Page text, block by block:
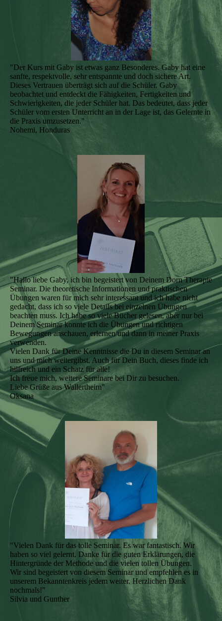
"Der Kurs mit Gaby ist etwas ganz Besonderes. Gaby hat eine
sanfte, respektvolle, sehr entspannte und doch sichere Art.
Dieses Vertrauen überträgt sich auf die Schüler. Gaby
beobachtet und entdeckt die Fähigkeiten, Fertigkeiten und
Schwierigkeiten, die jeder Schüler hat. Das bedeutet, dass jeder
Schüler vom ersten Unterricht an in der Lage ist, das Gelernte in
die Praxis umzusetzen."
Nohemi, Honduras
"Hallo liebe Gaby, ich bin begeistert von Deinem Dorn Therapie
Seminar. Die theoretische Informationen und praktischen
Übungen waren für mich sehr interessant und ich habe nicht
gedacht, dass ich so viele Details bei einzelnen Übungen
beachten muss. Ich habe so viele Bücher gelesen, aber nur bei
Deinem Seminar konnte ich die Übungen und richtigen
Bewegungen anschauen, erlernen und dann in meiner Praxis
verwenden.
Vielen Dank für Deine Kenntnisse die Du in diesem Seminar an
uns und mich weitergibst. Auch für Dein Buch, dieses finde ich
hilfreich und ein Schatz für alle!
Ich freue mich, weitere Seminare bei Dir zu besuchen.
Liebe Grüße aus Wallertheim"
Oksana
"Vielen Dank für das tolle Seminar. Es war fantastisch. Wir
haben so viel gelernt. Danke für die guten Erklärungen, die
Hintergründe der Methode und die vielen tollen Übungen.
Wir sind begeistert von diesem Seminar und empfehlen es in
unserem Bekanntenkreis jedem weiter. Herzlichen Dank
nochmals!"
Silvia und Gunther